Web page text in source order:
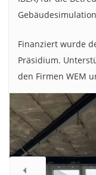
vorgenommen
Finanziert wurde
Präsidium.
den Firmen WEM